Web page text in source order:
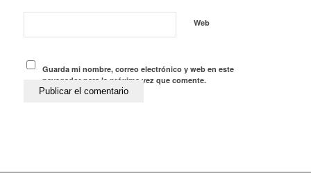
Web
Guarda mi nombre, correo electrónico y web en este
navegador para la próxima vez que comente.